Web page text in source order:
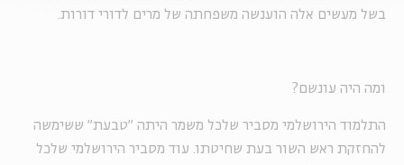
בשל מעשים אלה הוענשה משפחתה של מרים לדורי דורות.
ומה היה עונשם?
התלמוד הירושלמי מסביר שלכל משמר היתה "טבעת" ששימשה
להחזקת ראש השור בעת שחיטתו. עוד מסביר הירושלמי שלכל